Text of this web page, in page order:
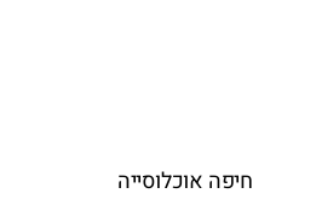
חיפה אוכלוסייה